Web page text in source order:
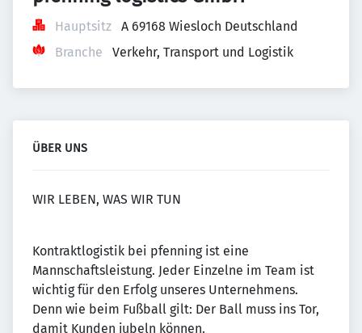
Hauptsitz
A 69168 Wiesloch Deutschland
Branche
Verkehr, Transport und Logistik
ÜBER UNS
WIR LEBEN, WAS WIR TUN
Kontraktlogistik bei pfenning ist eine
Mannschaftsleistung. Jeder Einzelne im Team ist
wichtig für den Erfolg unseres Unternehmens.
Denn wie beim Fußball gilt: Der Ball muss ins Tor,
damit Kunden jubeln können.